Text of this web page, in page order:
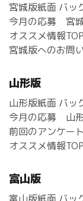
宮城版紙面 バッ
今月の応募 宮
オススメ情報TOP
宮城版へのお問
山形版
山形版紙面 バッ
今月の応募 山
前回のアンケー
オススメ情報TOP
富山版